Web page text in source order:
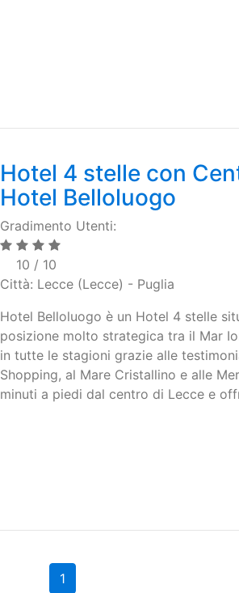
Hotel 4 stelle con
Hotel Belloluogo
Gradimento Utenti:
10 / 10
Città: Lecce (Lecce) - Puglia
Hotel Belloluogo è un Hotel 4 stelle
posizione molto strategica tra il Mar
in tutte le stagioni grazie alle
Shopping, al Mare Cristallino e alle
minuti a piedi dal centro di Lecce e
1